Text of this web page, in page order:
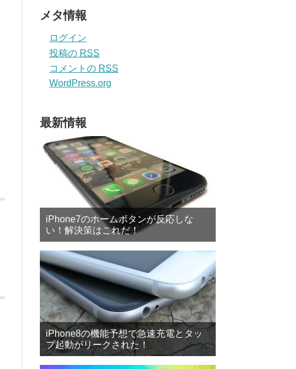
メタ情報
ログイン
投稿の RSS
コメントの RSS
WordPress.org
最新情報
iPhone7のホームボタンが反応しな
い！解決策はこれだ！
iPhone8の機能予想で急速充電とタッ
プ起動がリークされた！